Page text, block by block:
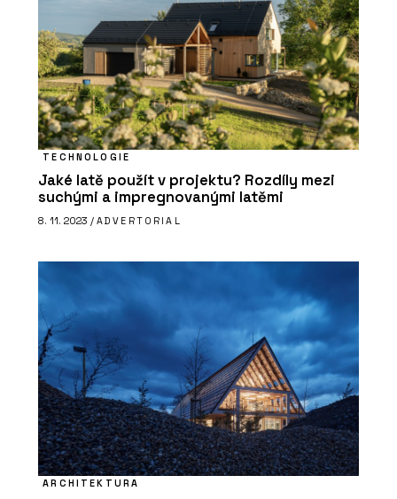
TECHNOLOGIE
Jaké latě použít v projektu? Rozdíly mezi
suchými a impregnovanými latěmi
8. 11. 2023 / ADVERTORIAL
ARCHITEKTURA